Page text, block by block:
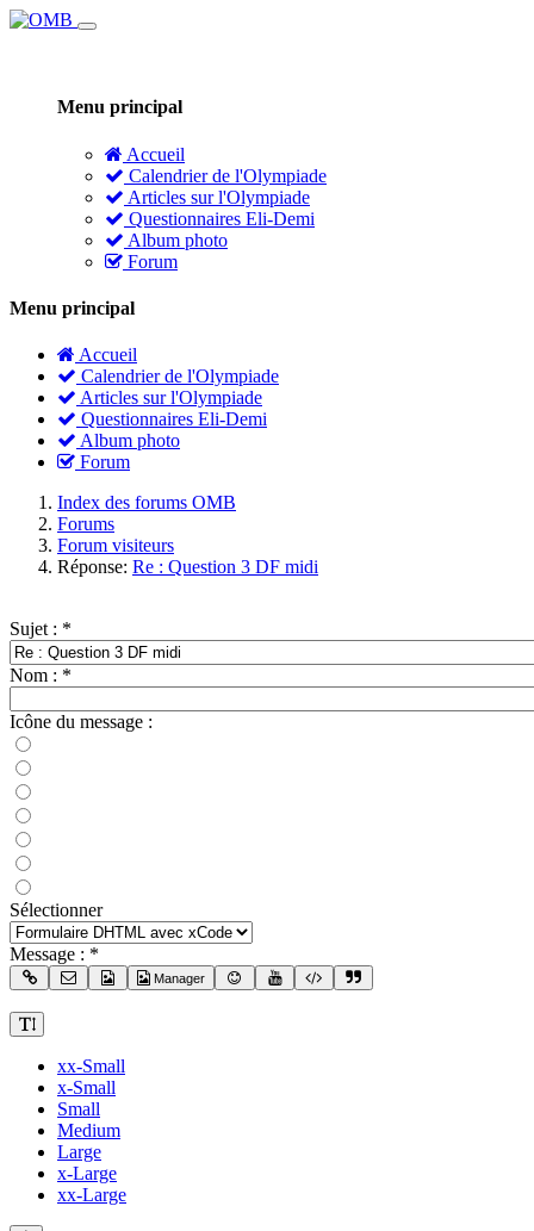
Menu principal
Accueil
Calendrier de l'Olympiade
Articles sur l'Olympiade
Questionnaires Eli-Demi
Album photo
Forum
Menu principal
Accueil
Calendrier de l'Olympiade
Articles sur l'Olympiade
Questionnaires Eli-Demi
Album photo
Forum
Index des forums OMB
Forums
Forum visiteurs
Réponse: Re : Question 3 DF midi
Sujet : *
Nom : *
Icône du message :
Sélectionner
Message : *
Manager
xx-Small
x-Small
Small
Medium
Large
x-Large
xx-Large